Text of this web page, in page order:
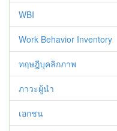
WBI
Work Behavior Inventory
ทฤษฎีบุคลิกภาพ
ภาวะผู้นำ
เอกชน